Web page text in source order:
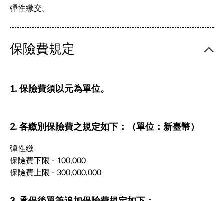
彈性繳交。
保險費規定
1. 保險費須以元為單位。
2. 各繳別保險費之規定如下：（單位：新臺幣）
彈性繳
保險費下限 - 100,000
保險費上限 - 300,000,000